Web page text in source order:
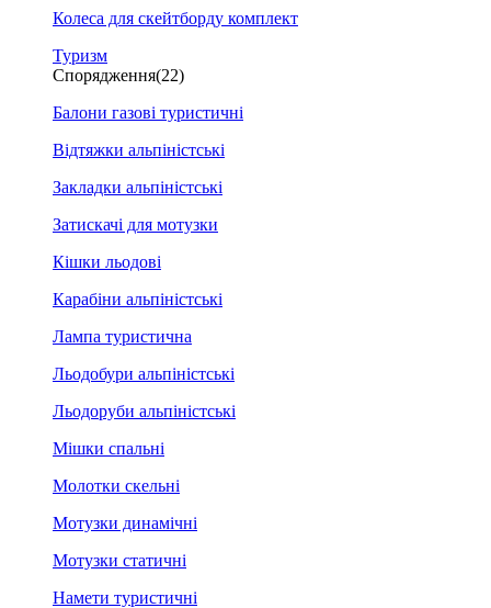
Колеса для скейтборду комплект
Туризм
Спорядження(22)
Балони газові туристичні
Відтяжки альпіністські
Закладки альпіністські
Затискачі для мотузки
Кішки льодові
Карабіни альпіністські
Лампа туристична
Льодобури альпіністські
Льодоруби альпіністські
Мішки спальні
Молотки скельні
Мотузки динамічні
Мотузки статичні
Намети туристичні